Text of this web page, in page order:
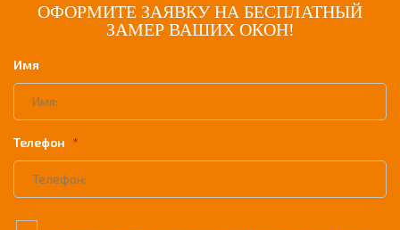
ОФОРМИТЕ ЗАЯВКУ НА БЕСПЛАТНЫЙ
ЗАМЕР ВАШИХ ОКОН!
Имя
Телефон